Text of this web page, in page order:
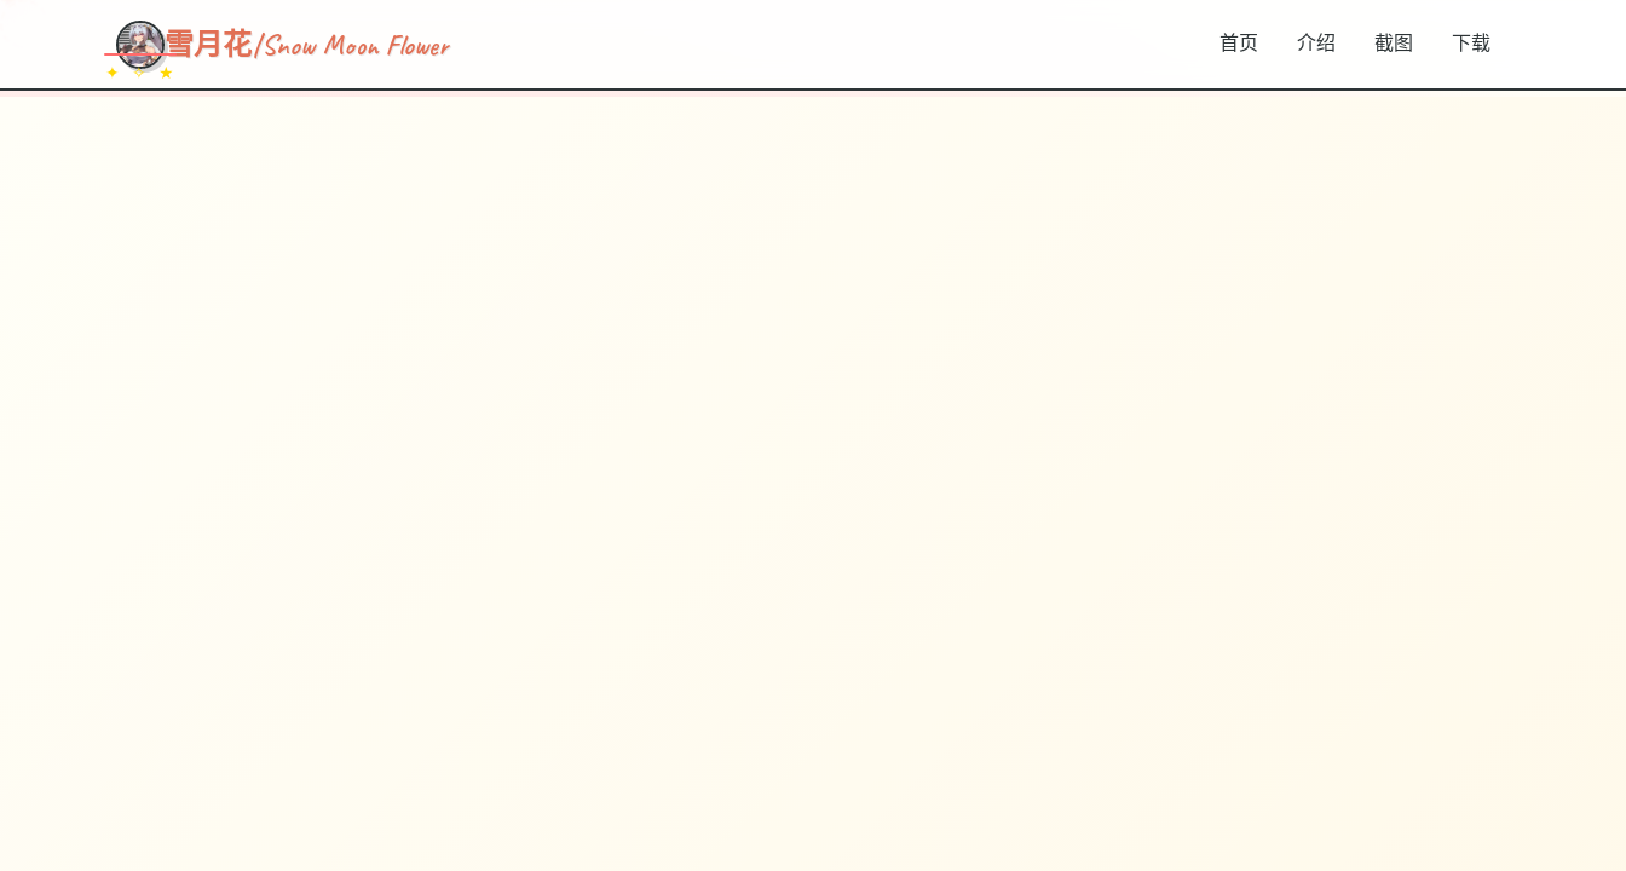
✦ ✧ ★
雪月花|Snow Moon Flower 首页 介绍 截图 下载